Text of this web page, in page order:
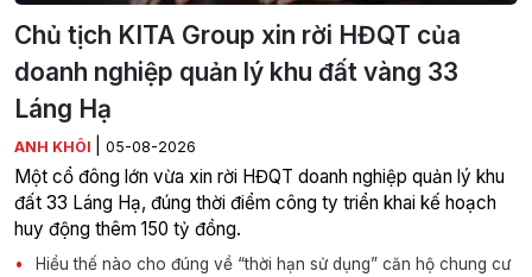
Chủ tịch KITA Group xin rời HĐQT của
doanh nghiệp quản lý khu đất vàng 33
Láng Hạ
ANH KHÔI 05-08-2026
Một cổ đông lớn vừa xin rời HĐQT doanh nghiệp quản lý khu
đất 33 Láng Hạ, đúng thời điểm công ty triển khai kế hoạch
huy động thêm 150 tỷ đồng.
Hiểu thế nào cho đúng về “thời hạn sử dụng” căn hộ chung cư